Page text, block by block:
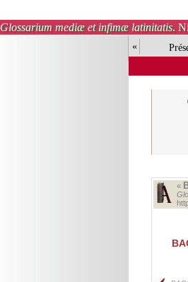
Glossarium mediæ et infimæ latinitatis.
«
«